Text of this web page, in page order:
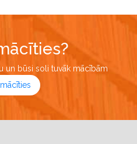
un būsi soli tuvāk mācībām